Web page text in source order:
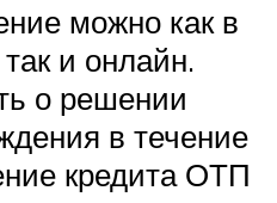
можно как в
и онлайн.
о решении
в течение
кредита ОТП